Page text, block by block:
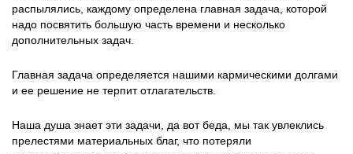
распылялись, каждому определена главная задача, которой
надо посвятить большую часть времени и несколько
дополнительных задач.
Главная задача определяется нашими кармическими долгами
и ее решение не терпит отлагательств.
Наша душа знает эти задачи, да вот беда, мы так увлеклись
прелестями материальных благ, что потеряли